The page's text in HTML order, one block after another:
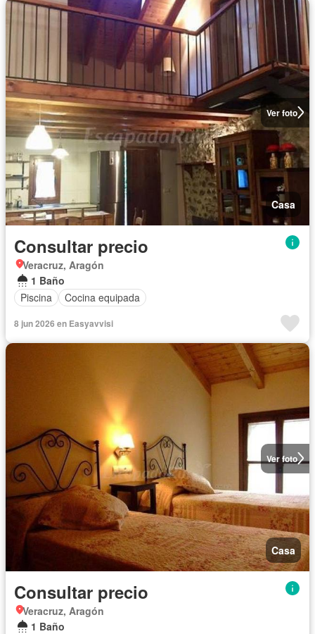
Ver foto
Casa
Consultar precio
Veracruz, Aragón
1 Baño
Piscina
Cocina equipada
8 jun 2026 en Easyavvisi
Ver foto
Casa
Consultar precio
Veracruz, Aragón
1 Baño